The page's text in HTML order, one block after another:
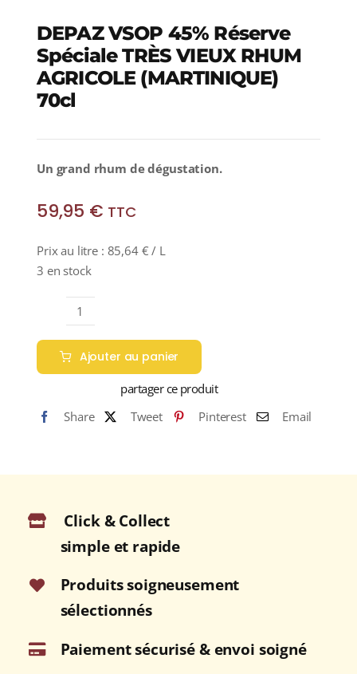
DEPAZ VSOP 45% Réserve
Spéciale TRÈS VIEUX RHUM
AGRICOLE (MARTINIQUE)
70cl
Un grand rhum de dégustation.
59,95 € TTC
Prix au litre : 85,64 € / L
3 en stock
quantité
de
DEPAZ
VSOP
Réserve
VIEUX
AGRICOLE
(MARTINIQUE)
70cl
Ajouter au panier
partager ce produit
Share
Tweet Pinterest Email
Click & Collect
simple et rapide
Produits soigneusement
sélectionnés
Paiement sécurisé & envoi soigné